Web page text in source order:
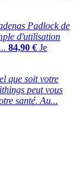
Padlock de
d'utilisation
84,90 € Je
que soit votre
peut vous
santé. Au...